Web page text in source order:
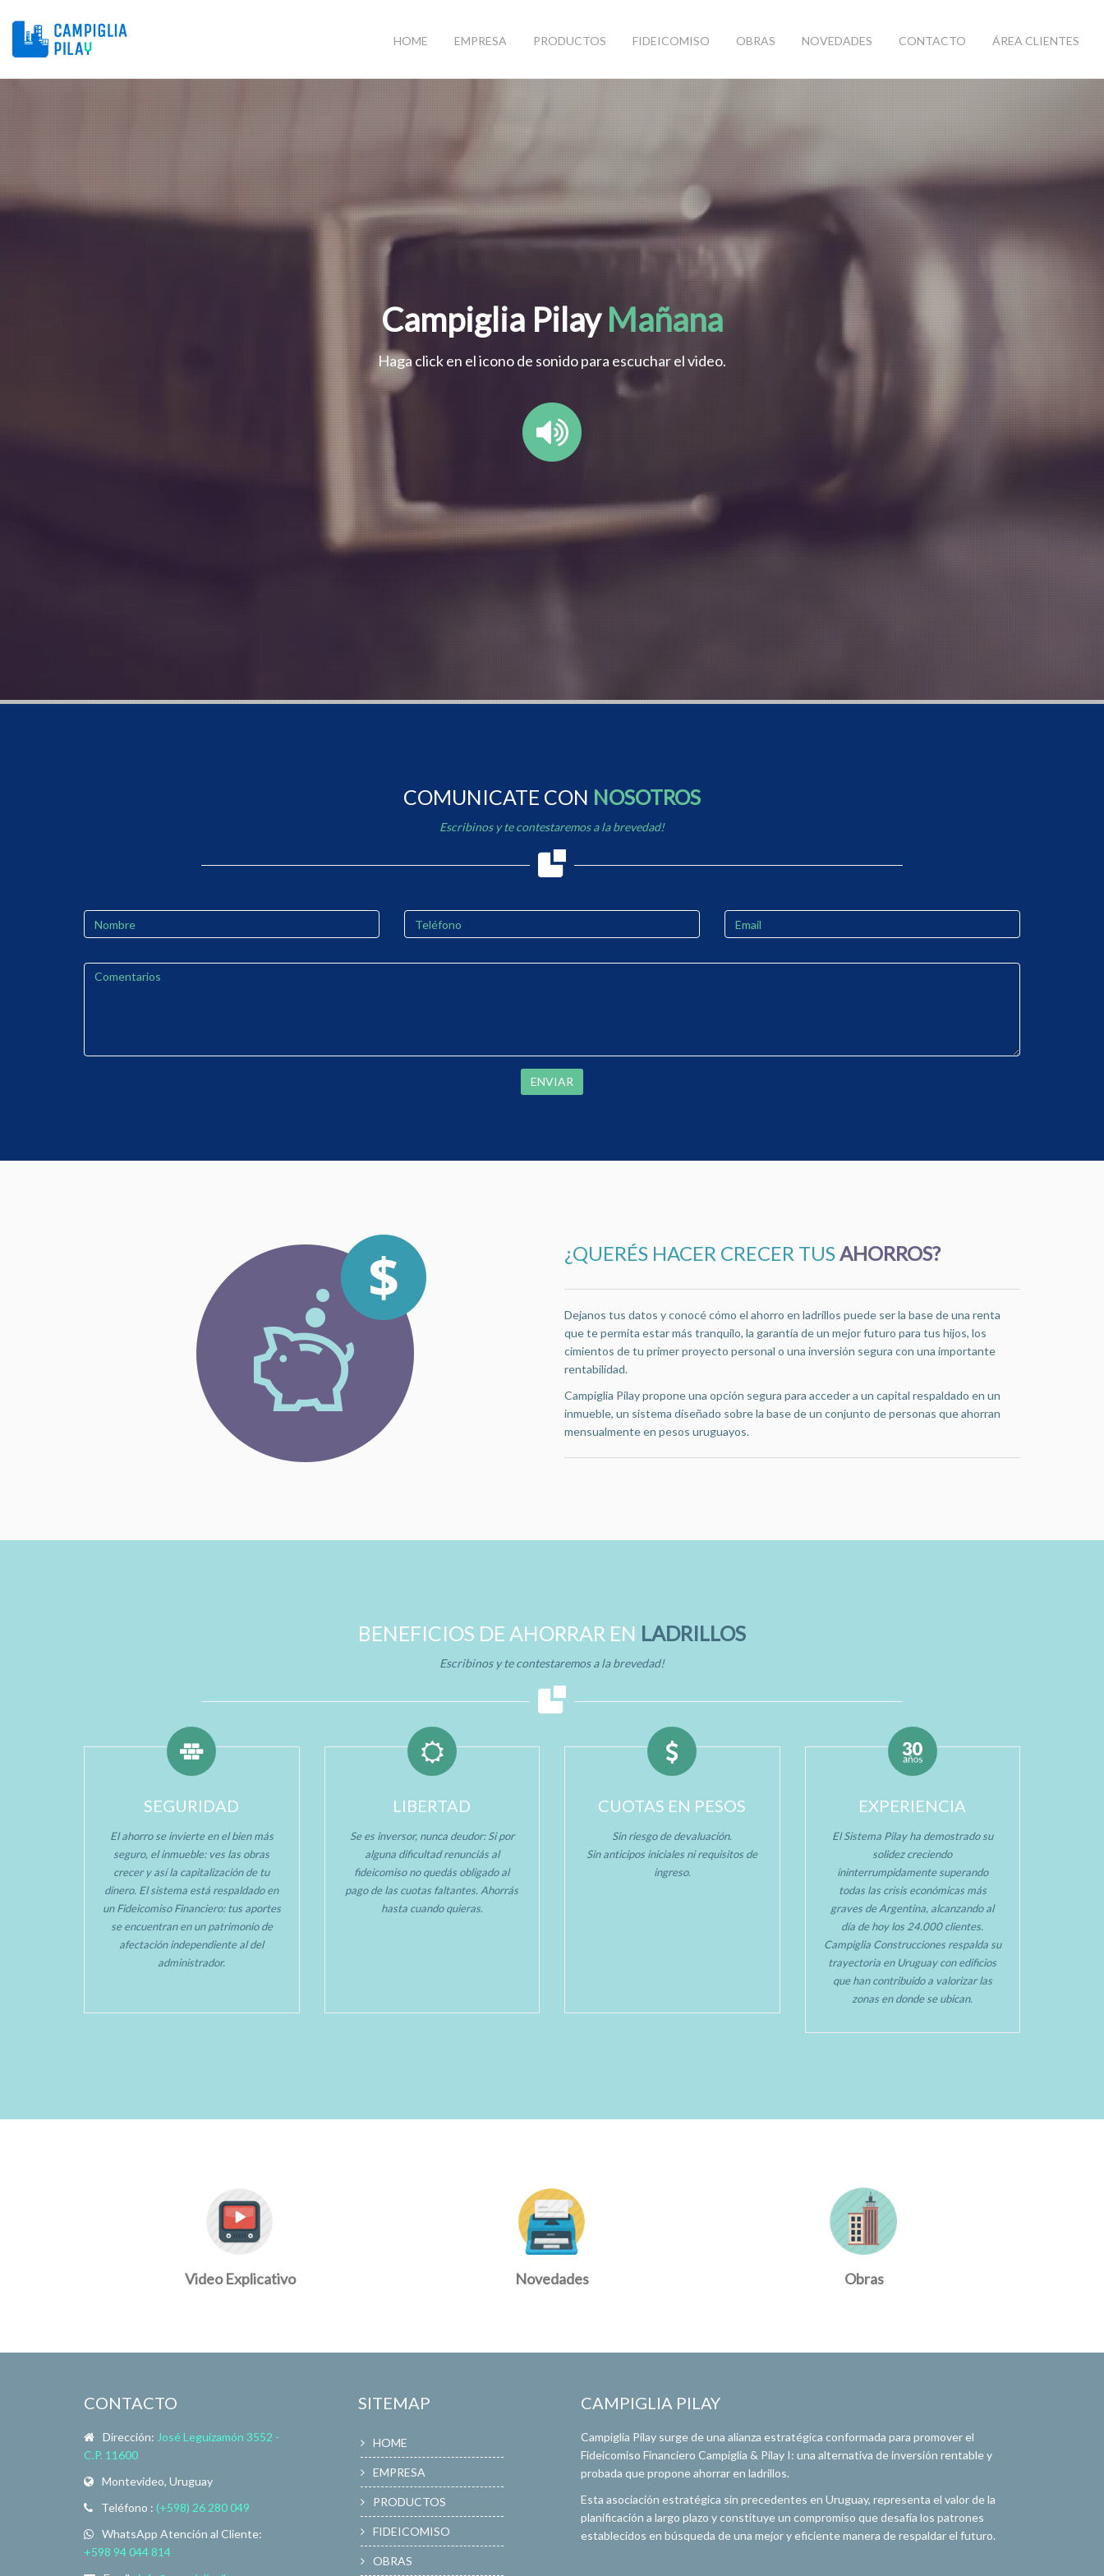
HOME EMPRESA PRODUCTOS FIDEICOMISO OBRAS NOVEDADES CONTACTO ÁREA CLIENTES
Campiglia PilayMañana
Haga click en el icono de sonido para escuchar el video.
COMUNICATE CON NOSOTROS
Escribinos y te contestaremos a la brevedad!
ENVIAR
¿QUERÉS HACER CRECER TUSAHORROS?
Dejanos tus datos y conocé cómo el ahorro en ladrillos puede ser la base de una renta
que te permita estar más tranquilo, la garantía de un mejor futuro para tus hijos, los
cimientos de tu primer proyecto personal o una inversión segura con una importante
rentabilidad.
Campiglia Pilay propone una opción segura para acceder a un capital respaldado en un
inmueble, un sistema diseñado sobre la base de un conjunto de personas que ahorran
mensualmente en pesos uruguayos.
BENEFICIOS DE AHORRAR EN LADRILLOS
Escribinos y te contestaremos a la brevedad!
SEGURIDAD
El ahorro se invierte en el bien más
seguro, el inmueble: ves las obras
crecer y así la capitalización de tu
dinero. El sistema está respaldado en
un Fideicomiso Financiero: tus aportes
se encuentran en un patrimonio de
afectación independiente al del
administrador.
LIBERTAD
Se es inversor, nunca deudor: Si por
alguna dificultad renunciás al
fideicomiso no quedás obligado al
pago de las cuotas faltantes. Ahorrás
hasta cuando quieras.
CUOTAS EN PESOS
Sin riesgo de devaluación.
Sin anticipos iniciales ni requisitos de
ingreso.
EXPERIENCIA
El Sistema Pilay ha demostrado su
solidez creciendo
ininterrumpidamente superando
todas las crisis económicas más
graves de Argentina, alcanzando al
día de hoy los 24.000 clientes.
Campiglia Construcciones respalda su
trayectoria en Uruguay con edificios
que han contribuido a valorizar las
zonas en donde se ubican.
Video Explicativo Novedades Obras
CONTACTO
Dirección: José Leguizamón 3552 -
C.P. 11600
Montevideo, Uruguay
Teléfono : (+598) 26 280 049
WhatsApp Atención al Cliente:
+598 94 044 814
SITEMAP
HOME
EMPRESA
PRODUCTOS
FIDEICOMISO
OBRAS
CAMPIGLIA PILAY
Campiglia Pilay surge de una alianza estratégica conformada para promover el
Fideicomiso Financiero Campiglia & Pilay I: una alternativa de inversión rentable y
probada que propone ahorrar en ladrillos.
Esta asociación estratégica sin precedentes en Uruguay, representa el valor de la
planificación a largo plazo y constituye un compromiso que desafía los patrones
establecidos en búsqueda de una mejor y eficiente manera de respaldar el futuro.